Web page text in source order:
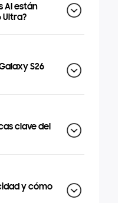
AI están
Ultra?
S26
clave del
y cómo